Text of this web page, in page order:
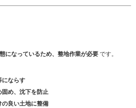
になっているため、整地作業が必要 です。
にならす
め、沈下を防止
良い土地に整備